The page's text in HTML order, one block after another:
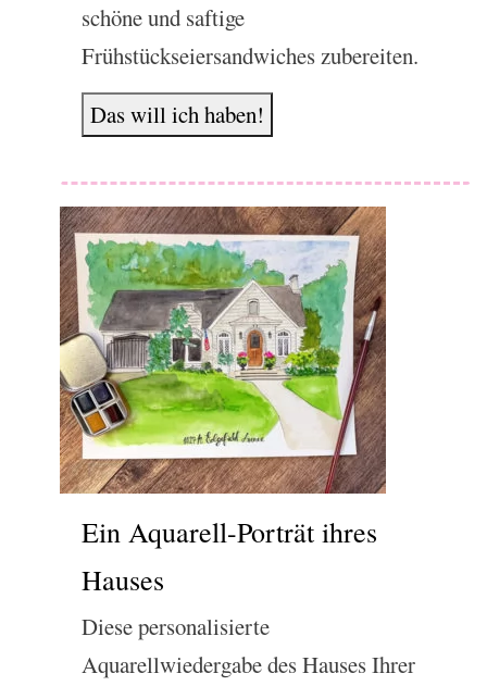
schöne und saftige
Frühstückseiersandwiches zubereiten.
Das will ich haben!
Ein Aquarell-Porträt ihres
Hauses
Diese personalisierte
Aquarellwiedergabe des Hauses Ihrer